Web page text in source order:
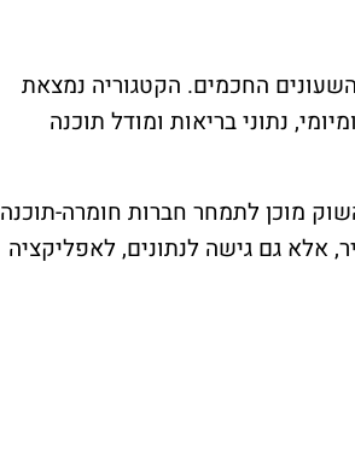
החכמים. הקטגוריה נמצאת
נתוני בריאות ומודל תוכנה
מוכן לתמחר חברות חומרה-תוכנה
אלא גם גישה לנתונים, לאפליקציה